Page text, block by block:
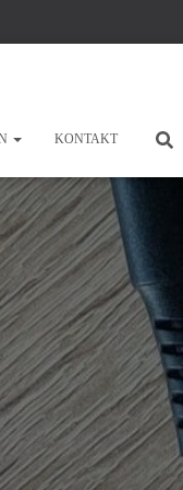
KONTAKT